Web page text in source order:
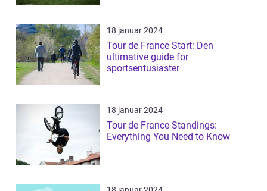
18 januar 2024
Tour de France Start: Den
ultimative guide for
sportsentusiaster
18 januar 2024
Tour de France Standings:
Everything You Need to Know